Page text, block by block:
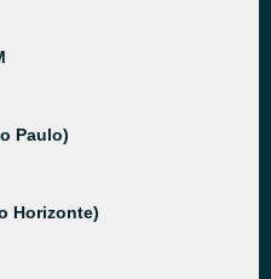
Paulo)
Horizonte)